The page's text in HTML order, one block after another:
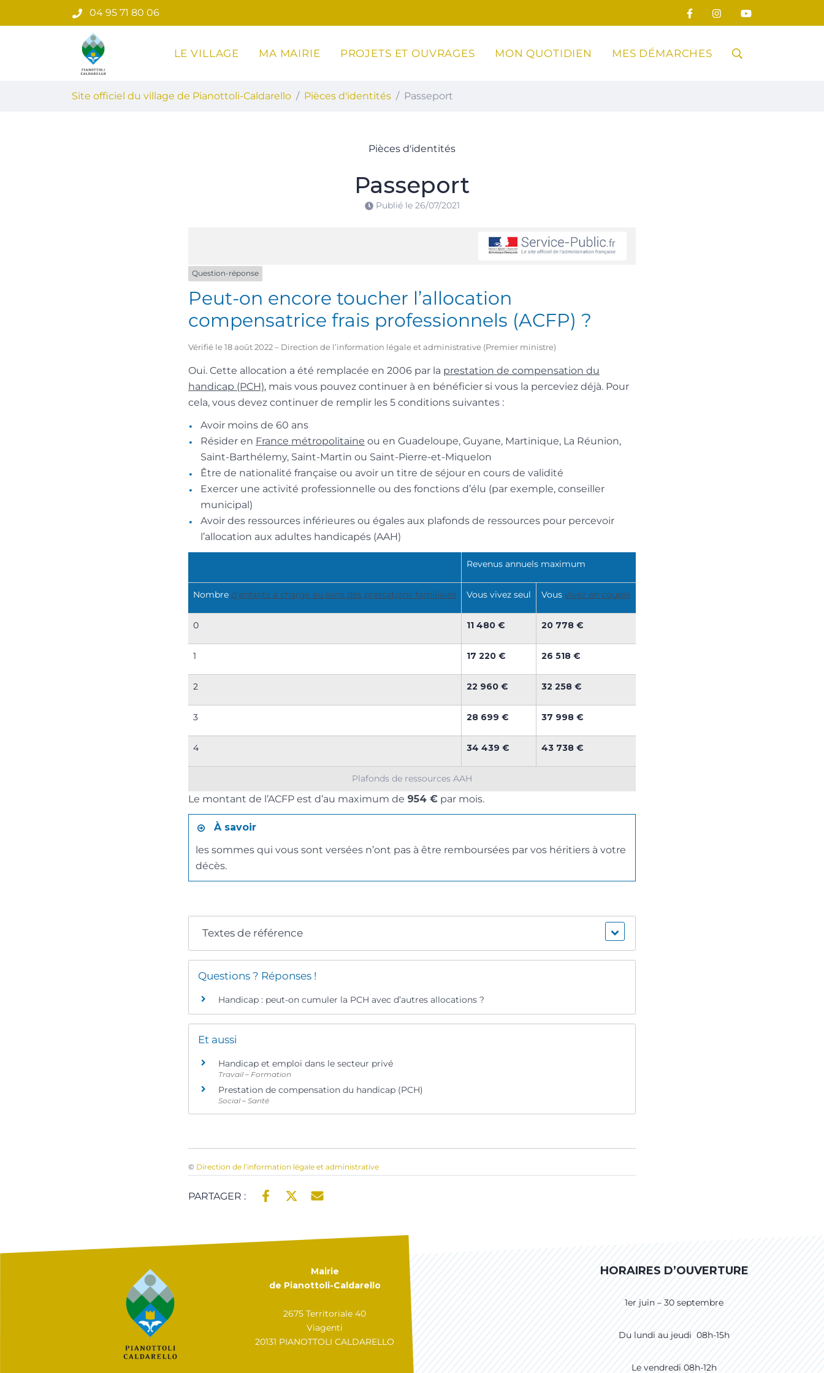
au
04 95 71 80 06
Site officiel du village de Pianottoli-Caldarello
LE VILLAGE MA MAIRIE PROJETS ET OUVRAGES MON QUOTIDIEN MES DÉMARCHES RECHERCHE
Site officiel du village de Pianottoli-Caldarello Pièces d'identités Passeport
Pièces d'identités
Passeport
Publié le 26/07/2021
Question-réponse
Peut-on encore toucher l’allocation
compensatrice frais professionnels (ACFP) ?
Vérifié le 18 août 2022 – Direction de l’information légale et administrative (Premier ministre)
Oui. Cette allocation a été remplacée en 2006 par la prestation de compensation du
handicap (PCH), mais vous pouvez continuer à en bénéficier si vous la perceviez déjà. Pour
cela, vous devez continuer de remplir les 5 conditions suivantes :
Avoir moins de 60 ans
Résider en France métropolitaine ou en Guadeloupe, Guyane, Martinique, La Réunion,
Saint-Barthélemy, Saint-Martin ou Saint-Pierre-et-Miquelon
Être de nationalité française ou avoir un titre de séjour en cours de validité
Exercer une activité professionnelle ou des fonctions d’élu (par exemple, conseiller
municipal)
Avoir des ressources inférieures ou égales aux plafonds de ressources pour percevoir
l’allocation aux adultes handicapés (AAH)
Plafonds de ressources AAH
Revenus annuels maximum
Nombre d’enfants à charge au sens des prestations familiales Vous vivez seul Vous vivez en couple
0 11 480 € 20 778 €
1 17 220 € 26 518 €
2 22 960 € 32 258 €
3 28 699 € 37 998 €
4 34 439 € 43 738 €
Le montant de l’ACFP est d’au maximum de 954 € par mois.
À savoir
les sommes qui vous sont versées n’ont pas à être remboursées par vos héritiers à votre
décès.
Textes de référence
Questions ? Réponses !
Handicap : peut-on cumuler la PCH avec d’autres allocations ?
Et aussi
Handicap et emploi dans le secteur privé
Travail – Formation
Prestation de compensation du handicap (PCH)
Social – Santé
© Direction de l’information légale et administrative
PARTAGER :
Mairie
de Pianottoli-Caldarello
2675 Territoriale 40
Viagenti
20131 PIANOTTOLI CALDARELLO
HORAIRES D’OUVERTURE
1er juin – 30 septembre
Du lundi au jeudi 08h-15h
Le vendredi 08h-12h